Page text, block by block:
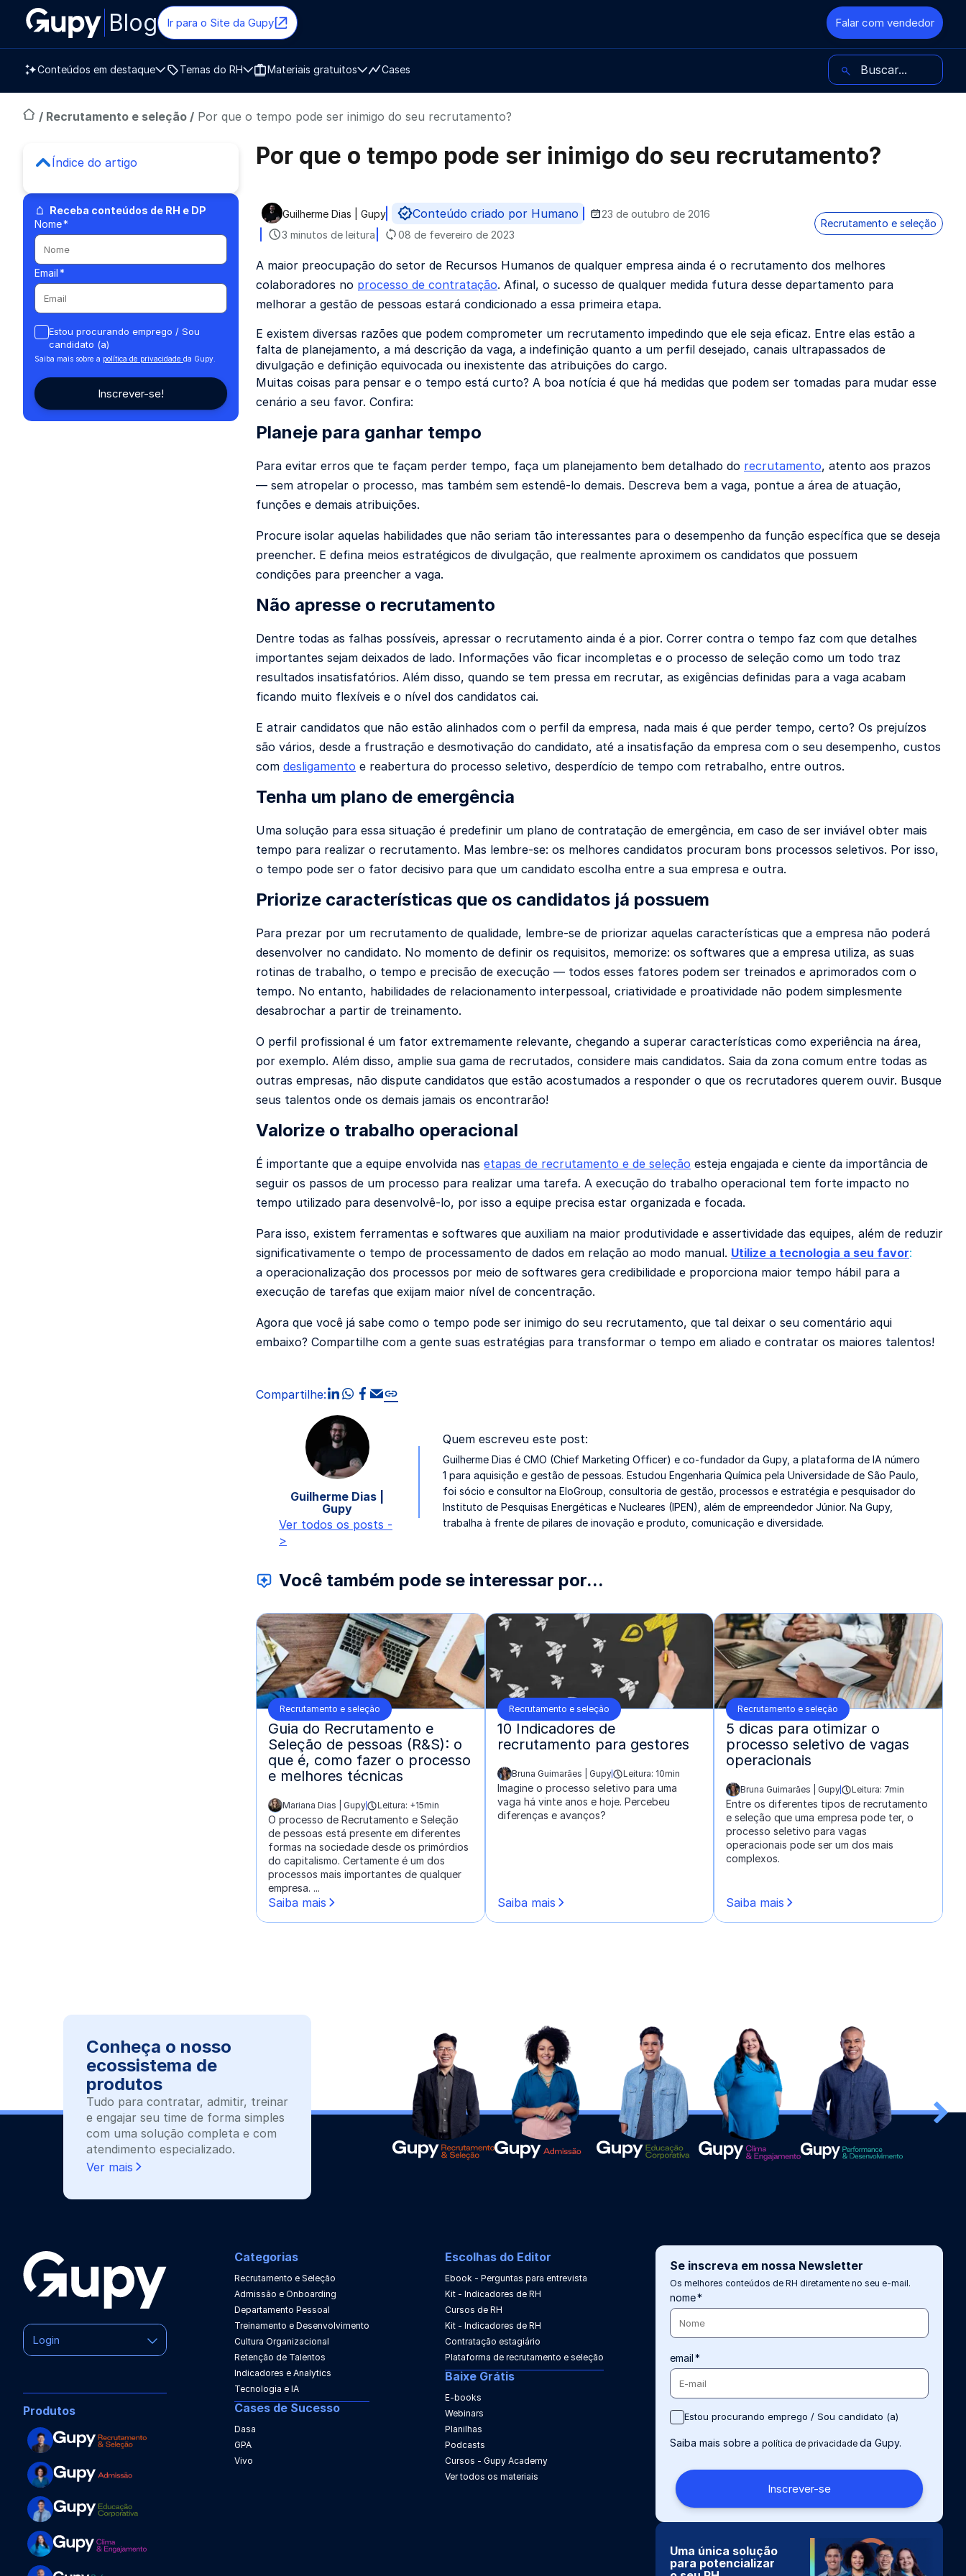
Blog Ir para o Site da Gupy Falar com vendedor
Conteúdos em destaque Temas do RH Materiais gratuitos Cases Buscar no blog
/ Recrutamento e seleção / Por que o tempo pode ser inimigo do seu recrutamento?
Índice do artigo
Receba conteúdos de RH e DP
Nome*
Email*
Estou procurando emprego / Sou
candidato (a)
Saiba mais sobre a política de privacidade da Gupy.
Por que o tempo pode ser inimigo do seu recrutamento?
Publicado por
Guilherme Dias | Gupy Conteúdo criado por Humano
23 de outubro de 2016
3 minutos de leitura
08 de fevereiro de 2023
Recrutamento e seleção
A maior preocupação do setor de Recursos Humanos de qualquer empresa ainda é o recrutamento dos melhores
colaboradores no processo de contratação. Afinal, o sucesso de qualquer medida futura desse departamento para
melhorar a gestão de pessoas estará condicionado a essa primeira etapa.
E existem diversas razões que podem comprometer um recrutamento impedindo que ele seja eficaz. Entre elas estão a
falta de planejamento, a má descrição da vaga, a indefinição quanto a um perfil desejado, canais ultrapassados de
divulgação e definição equivocada ou inexistente das atribuições do cargo.
Muitas coisas para pensar e o tempo está curto? A boa notícia é que há medidas que podem ser tomadas para mudar esse
cenário a seu favor. Confira:
Planeje para ganhar tempo
Para evitar erros que te façam perder tempo, faça um planejamento bem detalhado do recrutamento, atento aos prazos
— sem atropelar o processo, mas também sem estendê-lo demais. Descreva bem a vaga, pontue a área de atuação,
funções e demais atribuições.
Procure isolar aquelas habilidades que não seriam tão interessantes para o desempenho da função específica que se deseja
preencher. E defina meios estratégicos de divulgação, que realmente aproximem os candidatos que possuem
condições para preencher a vaga.
Não apresse o recrutamento
Dentre todas as falhas possíveis, apressar o recrutamento ainda é a pior. Correr contra o tempo faz com que detalhes
importantes sejam deixados de lado. Informações vão ficar incompletas e o processo de seleção como um todo traz
resultados insatisfatórios. Além disso, quando se tem pressa em recrutar, as exigências definidas para a vaga acabam
ficando muito flexíveis e o nível dos candidatos cai.
E atrair candidatos que não estão alinhados com o perfil da empresa, nada mais é que perder tempo, certo? Os prejuízos
são vários, desde a frustração e desmotivação do candidato, até a insatisfação da empresa com o seu desempenho, custos
com desligamento e reabertura do processo seletivo, desperdício de tempo com retrabalho, entre outros.
Tenha um plano de emergência
Uma solução para essa situação é predefinir um plano de contratação de emergência, em caso de ser inviável obter mais
tempo para realizar o recrutamento. Mas lembre-se: os melhores candidatos procuram bons processos seletivos. Por isso,
o tempo pode ser o fator decisivo para que um candidato escolha entre a sua empresa e outra.
Priorize características que os candidatos já possuem
Para prezar por um recrutamento de qualidade, lembre-se de priorizar aquelas características que a empresa não poderá
desenvolver no candidato. No momento de definir os requisitos, memorize: os softwares que a empresa utiliza, as suas
rotinas de trabalho, o tempo e precisão de execução — todos esses fatores podem ser treinados e aprimorados com o
tempo. No entanto, habilidades de relacionamento interpessoal, criatividade e proatividade não podem simplesmente
desabrochar a partir de treinamento.
O perfil profissional é um fator extremamente relevante, chegando a superar características como experiência na área,
por exemplo. Além disso, amplie sua gama de recrutados, considere mais candidatos. Saia da zona comum entre todas as
outras empresas, não dispute candidatos que estão acostumados a responder o que os recrutadores querem ouvir. Busque
seus talentos onde os demais jamais os encontrarão!
Valorize o trabalho operacional
É importante que a equipe envolvida nas etapas de recrutamento e de seleção esteja engajada e ciente da importância de
seguir os passos de um processo para realizar uma tarefa. A execução do trabalho operacional tem forte impacto no
tempo utilizado para desenvolvê-lo, por isso a equipe precisa estar organizada e focada.
Para isso, existem ferramentas e softwares que auxiliam na maior produtividade e assertividade das equipes, além de reduzir
significativamente o tempo de processamento de dados em relação ao modo manual. Utilize a tecnologia a seu favor:
a operacionalização dos processos por meio de softwares gera credibilidade e proporciona maior tempo hábil para a
execução de tarefas que exijam maior nível de concentração.
Agora que você já sabe como o tempo pode ser inimigo do seu recrutamento, que tal deixar o seu comentário aqui
embaixo? Compartilhe com a gente suas estratégias para transformar o tempo em aliado e contratar os maiores talentos!
Compartilhe:compartilhar no linkedin
compartilhar no whatsapp
compartilhar no facebook
compartilhar via Email
Copiar link
Guilherme Dias |
Gupy
Ver todos os posts -
>
Quem escreveu este post:
Guilherme Dias é CMO (Chief Marketing Officer) e co-fundador da Gupy, a plataforma de IA número
1 para aquisição e gestão de pessoas. Estudou Engenharia Química pela Universidade de São Paulo,
foi sócio e consultor na EloGroup, consultoria de gestão, processos e estratégia e pesquisador do
Instituto de Pesquisas Energéticas e Nucleares (IPEN), além de empreendedor Júnior. Na Gupy,
trabalha à frente de pilares de inovação e produto, comunicação e diversidade.
Você também pode se interessar por...
Recrutamento e seleção
Guia do Recrutamento e
Seleção de pessoas (R&S): o
que é, como fazer o processo
e melhores técnicas
escrito por:
Mariana Dias | Gupy Leitura: +15min
O processo de Recrutamento e Seleção
de pessoas está presente em diferentes
formas na sociedade desde os primórdios
do capitalismo. Certamente é um dos
processos mais importantes de qualquer
empresa. ...
Saiba mais
Recrutamento e seleção
10 Indicadores de
recrutamento para gestores
escrito por:
Bruna Guimarães | Gupy Leitura: 10min
Imagine o processo seletivo para uma
vaga há vinte anos e hoje. Percebeu
diferenças e avanços?
Saiba mais
Recrutamento e seleção
5 dicas para otimizar o
processo seletivo de vagas
operacionais
escrito por:
Bruna Guimarães | Gupy Leitura: 7min
Entre os diferentes tipos de recrutamento
e seleção que uma empresa pode ter, o
processo seletivo para vagas
operacionais pode ser um dos mais
complexos.
Saiba mais
Conheça o nosso
ecossistema de
produtos
Tudo para contratar, admitir, treinar
e engajar seu time de forma simples
com uma solução completa e com
atendimento especializado.
Ver mais
Login
Produtos
Categorias
Recrutamento e Seleção
Admissão e Onboarding
Departamento Pessoal
Treinamento e Desenvolvimento
Cultura Organizacional
Retenção de Talentos
Indicadores e Analytics
Tecnologia e IA
Cases de Sucesso
Dasa
GPA
Vivo
Escolhas do Editor
Ebook - Perguntas para entrevista
Kit - Indicadores de RH
Cursos de RH
Kit - Indicadores de RH
Contratação estagiário
Plataforma de recrutamento e seleção
Baixe Grátis
E-books
Webinars
Planilhas
Podcasts
Cursos - Gupy Academy
Ver todos os materiais
Se inscreva em nossa Newsletter
Os melhores conteúdos de RH diretamente no seu e-mail.
nome*
email*
Estou procurando emprego / Sou candidato (a)
Saiba mais sobre a política de privacidade da Gupy.
Uma única solução
para potencializar